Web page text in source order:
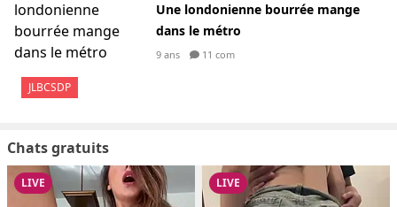
JLBCSDP
Une londonienne bourrée mange
dans le métro
9 ans 11 com
Chats gratuits